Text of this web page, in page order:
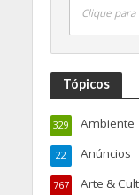
Clique
Tópicos
Ambiente
329
Anúncios
22
Arte &
767